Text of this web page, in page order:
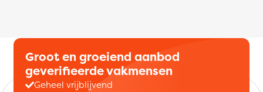
Groot en groeiend aanbod
geverifieerde vakmensen
Geheel vrijblijvend